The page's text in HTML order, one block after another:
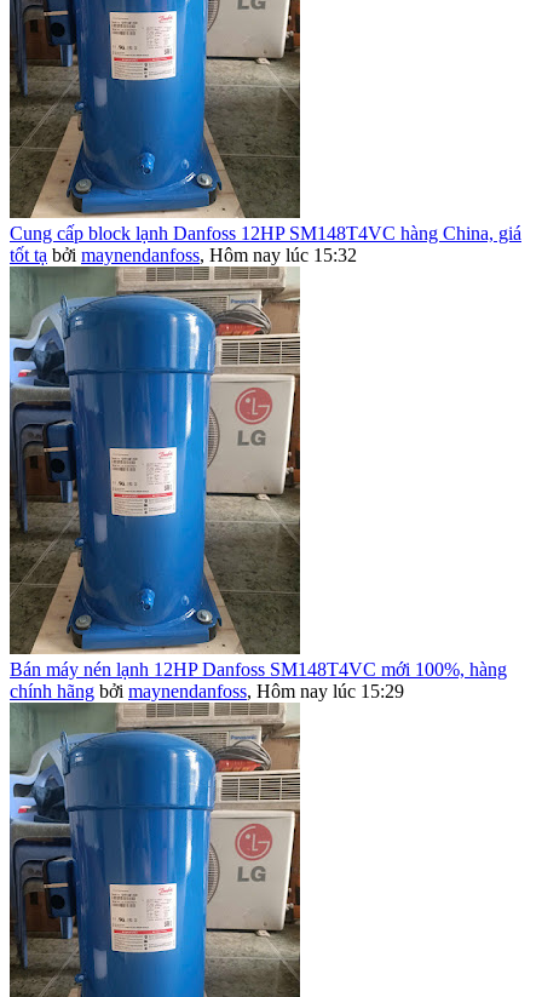
Cung cấp block lạnh Danfoss 12HP SM148T4VC hàng China, giá
tốt tạ bởi maynendanfoss, Hôm nay lúc 15:32
Bán máy nén lạnh 12HP Danfoss SM148T4VC mới 100%, hàng
chính hãng bởi maynendanfoss, Hôm nay lúc 15:29